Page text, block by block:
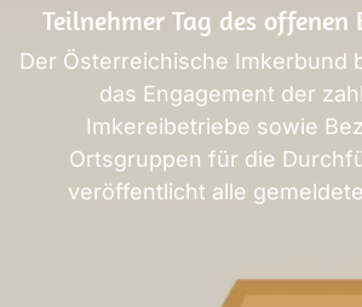
Teilnehmer Tag des offenen
Der Österreichische Imkerbund
das Engagement der
Imkereibetriebe sowie
Ortsgruppen für die
veröffentlicht alle